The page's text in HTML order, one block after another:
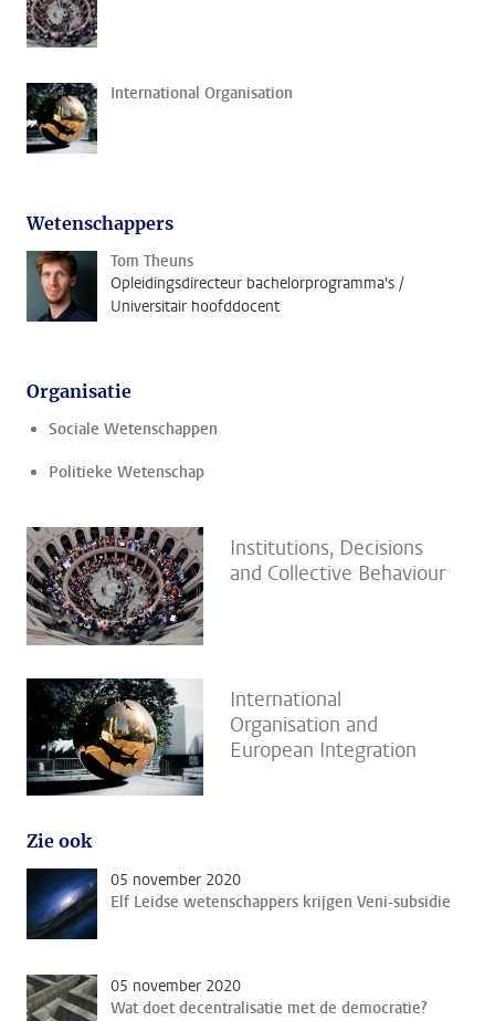
International Organisation
Wetenschappers
Tom Theuns
Opleidingsdirecteur bachelorprogramma's /
Universitair hoofddocent
Organisatie
Sociale Wetenschappen
Politieke Wetenschap
Institutions, Decisions
and Collective Behaviour
International
Organisation and
European Integration
Zie ook
05 november 2020
Elf Leidse wetenschappers krijgen Veni-subsidie
05 november 2020
Wat doet decentralisatie met de democratie?